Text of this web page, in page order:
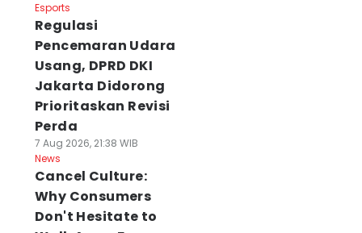
Esports
Regulasi
Pencemaran Udara
Usang, DPRD DKI
Jakarta Didorong
Prioritaskan Revisi
Perda
7 Aug 2026, 21:38 WIB
News
Cancel Culture:
Why Consumers
Don't Hesitate to